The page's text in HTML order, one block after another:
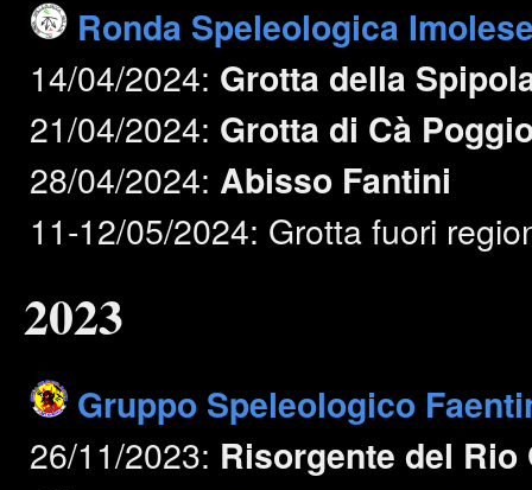
Ronda Speleologica
14/04/2024: Grotta della
21/04/2024: Grotta di Cà
28/04/2024: Abisso Fantini
11-12/05/2024: Grotta fuori
2023
Gruppo Speleologico
26/11/2023: Risorgente del